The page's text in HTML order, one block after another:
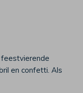
en confetti. Als